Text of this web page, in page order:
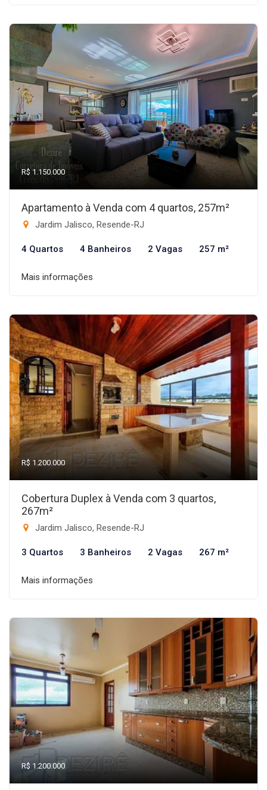
R$ 1.150.000
Apartamento à Venda com 4 quartos, 257m²
Jardim Jalisco, Resende-RJ
4 Quartos 4 Banheiros 2 Vagas 257 m²
Mais informações
R$ 1.200.000
Cobertura Duplex à Venda com 3 quartos,
267m²
Jardim Jalisco, Resende-RJ
3 Quartos 3 Banheiros 2 Vagas 267 m²
Mais informações
R$ 1.200.000